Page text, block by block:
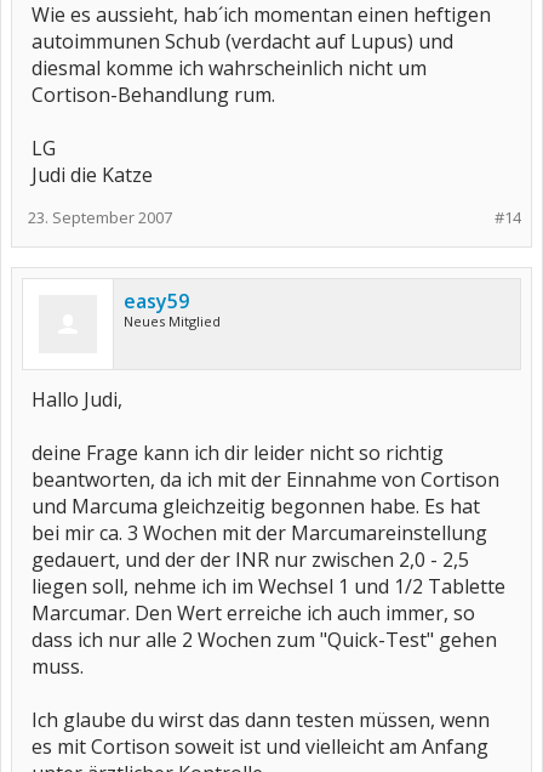
Wie es aussieht, hab´ich momentan einen heftigen
autoimmunen Schub (verdacht auf Lupus) und
diesmal komme ich wahrscheinlich nicht um
Cortison-Behandlung rum.
LG
Judi die Katze
#14
23. September 2007
easy59
Neues Mitglied
Hallo Judi,
deine Frage kann ich dir leider nicht so richtig
beantworten, da ich mit der Einnahme von Cortison
und Marcuma gleichzeitig begonnen habe. Es hat
bei mir ca. 3 Wochen mit der Marcumareinstellung
gedauert, und der der INR nur zwischen 2,0 - 2,5
liegen soll, nehme ich im Wechsel 1 und 1/2 Tablette
Marcumar. Den Wert erreiche ich auch immer, so
dass ich nur alle 2 Wochen zum "Quick-Test" gehen
muss.
Ich glaube du wirst das dann testen müssen, wenn
es mit Cortison soweit ist und vielleicht am Anfang